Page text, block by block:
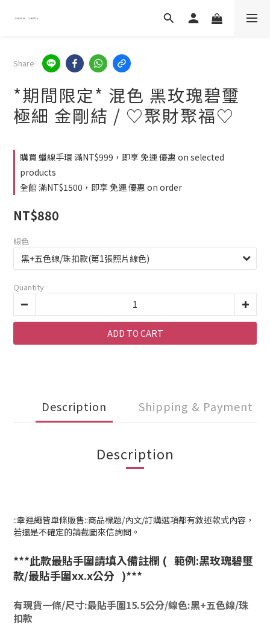
Share
*期間限定* 混色 黑玫瑰碧璽
極細 金剛結 / ♡聚財聚福♡
購買 蠟線手環 滿NT$999，即享 免運 優惠 on selected
products
全館 滿NT$1500，即享 免運 優惠 on order
NT$880
線色
Quantity
ADD TO CART
Description Shipping & Payment
Description
::幸運繩皆單條販售::商品標題/內文/訂購選項都有敘述款式內容，
若還是不確定的請截圖來信詢問。
***此款最貼手圍請填入備註欄 ( 範例:黑玫瑰碧璽
款/最貼手圍xx.x公分 )***
有現貨一條/尺寸:最貼手圍15.5公分/線色:黑+五色線/珠
扣款